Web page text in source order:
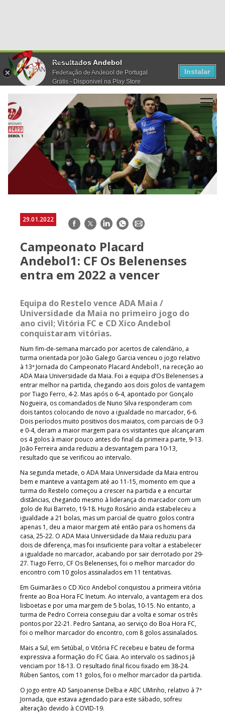
Resultados Andebol
Federação de Andebol de Portugal
Grátis - Disponivel na Play Store
Instalar
29.01.2022 Facebook
TwitterLinkedInWhatsApp
E-
Campeonato Placard
Andebol1: CF Os Belenenses
entra em 2022 a vencer
Equipa do Restelo vence ADA Maia /
Universidade da Maia no primeiro jogo do
ano civil; Vitória FC e CD Xico Andebol
conquistaram vitórias.
Num fim-de-semana marcado por acertos de calendário, a
turma orientada por João Galego Garcia venceu o jogo relativo
à 13ª Jornada do Campeonato Placard Andebol1, na receção ao
ADA Maia Universidade da Maia. Foi a equipa d’Os Belenenses a
entrar melhor na partida, chegando aos dois golos de vantagem
por Tiago Ferro, 4-2. Mas após o 6-4, apontado por Gonçalo
Nogueira, os comandados de Nuno Silva responderam com
dois tantos colocando de novo a igualdade no marcador, 6-6.
Dois períodos muito positivos dos maiatos, com parciais de 0-3
e 0-4, deram a maior margem para os visitantes que alcançaram
os 4 golos à maior pouco antes do final da primeira parte, 9-13.
João Ferreira ainda reduziu a desvantagem para 10-13,
resultado que se verificou ao intervalo.
Na segunda metade, o ADA Maia Universidade da Maia entrou
bem e manteve a vantagem até ao 11-15, momento em que a
turma do Restelo começou a crescer na partida e a encurtar
distâncias, chegando mesmo à liderança do marcador com um
golo de Rui Barreto, 19-18. Hugo Rosário ainda estabeleceu a
igualdade a 21 bolas, mas um parcial de quatro golos contra
apenas 1, deu a maior margem até então para os homens da
casa, 25-22. O ADA Maia Universidade da Maia reduziu para
dois de diferença, mas foi insuficiente para voltar a estabelecer
a igualdade no marcador, acabando por sair derrotado por 29-
27. Tiago Ferro, CF Os Belenenses, foi o melhor marcador do
encontro com 10 golos assinalados em 11 tentativas.
Em Guimarães o CD Xico Andebol conquistou a primeira vitória
frente ao Boa Hora FC Inetum. Ao intervalo, a vantagem era dos
lisboetas e por uma margem de 5 bolas, 10-15. No entanto, a
turma de Pedro Correia conseguiu dar a volta e somar os três
pontos por 22-21. Pedro Santana, ao serviço do Boa Hora FC,
foi o melhor marcador do encontro, com 8 golos assinalados.
Mais a Sul, em Setúbal, o Vitória FC recebeu e bateu de forma
expressiva a formação do FC Gaia. Ao intervalo os sadinos já
venciam por 18-13. O resultado final ficou fixado em 38-24.
Rúben Santos, com 11 golos, foi o melhor marcador da partida.
O jogo entre AD Sanjoanense Delba e ABC UMinho, relativo à 7ª
Jornada, que estava agendado para este sábado, sofreu
alteração devido à COVID-19.